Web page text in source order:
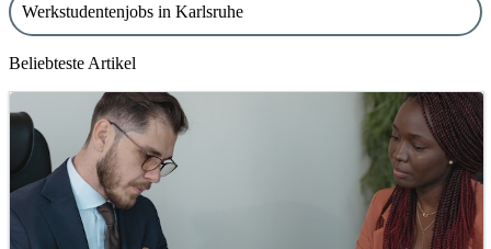
Werkstudentenjobs in Karlsruhe
Beliebteste Artikel